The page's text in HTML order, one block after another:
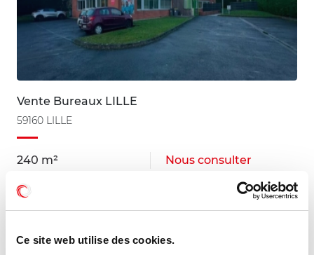
Ce site web utilise des cookies.
Vente Bureaux LILLE
59160 LILLE
240 m² Nous consulter